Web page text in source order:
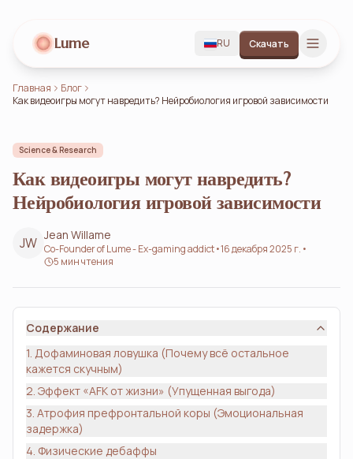
Lume RU Скачать
Главная
Блог
Как видеоигры могут навредить? Нейробиология игровой зависимости
Science & Research
Как видеоигры могут навредить?
Нейробиология игровой зависимости
JW Jean Willame
Co-Founder of Lume - Ex-gaming addict•16 декабря 2025 г. •
5 мин чтения
Содержание
1. Дофаминовая ловушка (Почему всё остальное
кажется скучным)
2. Эффект «AFK от жизни» (Упущенная выгода)
3. Атрофия префронтальной коры (Эмоциональная
задержка)
4. Физические дебаффы